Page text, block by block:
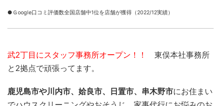
●Ｇoogle口コミ評価数全国店舗中1位を店舗が獲得（2022/12実績）
武2丁目にスタッフ事務所オープン！！
東俣本社事務所
と2拠点で頑張ってます。
鹿児島市や川内市、姶良市、日置市、串木野市にお住まい